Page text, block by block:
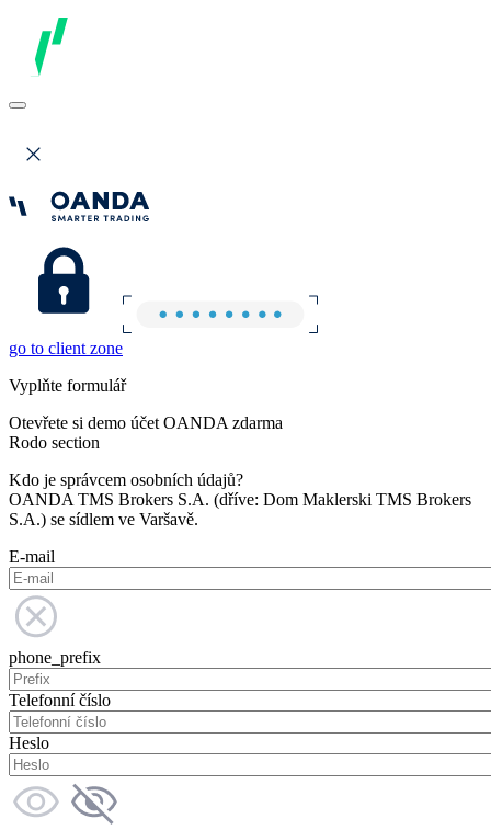
go to client zone
Vyplňte formulář
Otevřete si demo účet OANDA zdarma
Rodo section
Kdo je správcem osobních údajů?
OANDA TMS Brokers S.A. (dříve: Dom Maklerski TMS Brokers
S.A.) se sídlem ve Varšavě.
E-mail
phone_prefix
Telefonní číslo
Heslo